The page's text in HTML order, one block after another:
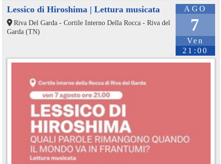
AGO
7
Ven
21:00
Lessico di Hiroshima | Lettura musicata
Riva Del Garda - Cortile Interno Della Rocca - Riva del
Garda (TN)